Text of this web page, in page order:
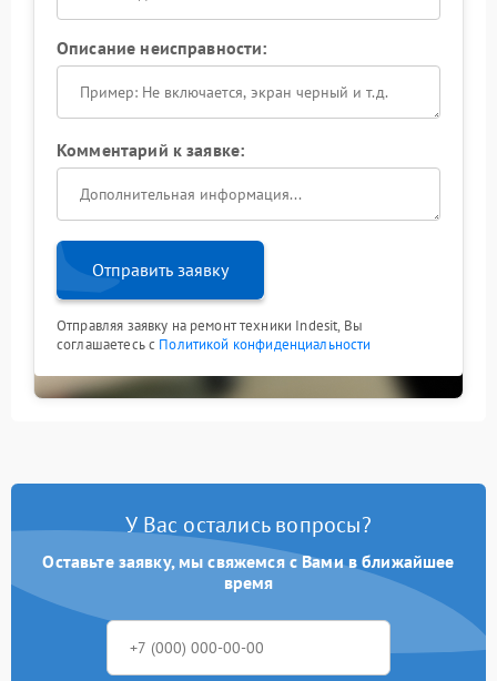
Описание неисправности:
Комментарий к заявке:
Отправить заявку
Отправляя заявку на ремонт техники Indesit, Вы
соглашаетесь с Политикой конфиденциальности
У Вас остались вопросы?
Оставьте заявку, мы свяжемся с Вами в ближайшее
время